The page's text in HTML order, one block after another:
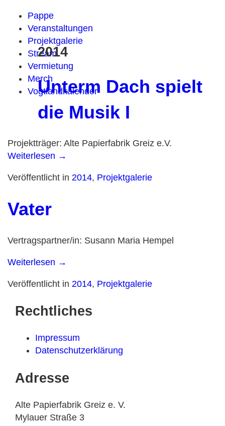
Pappe
Veranstaltungen
Projektgalerie
Stream
Vermietung
Merch
Vogtlandkalender
2014
Unterm Dach spielt
die Musik I
Projektträger: Alte Papierfabrik Greiz e.V.
Weiterlesen →
Veröffentlicht in 2014, Projektgalerie
Vater
Vertragspartner/in: Susann Maria Hempel
Weiterlesen →
Veröffentlicht in 2014, Projektgalerie
Rechtliches
Impressum
Datenschutzerklärung
Adresse
Alte Papierfabrik Greiz e. V.
Mylauer Straße 3